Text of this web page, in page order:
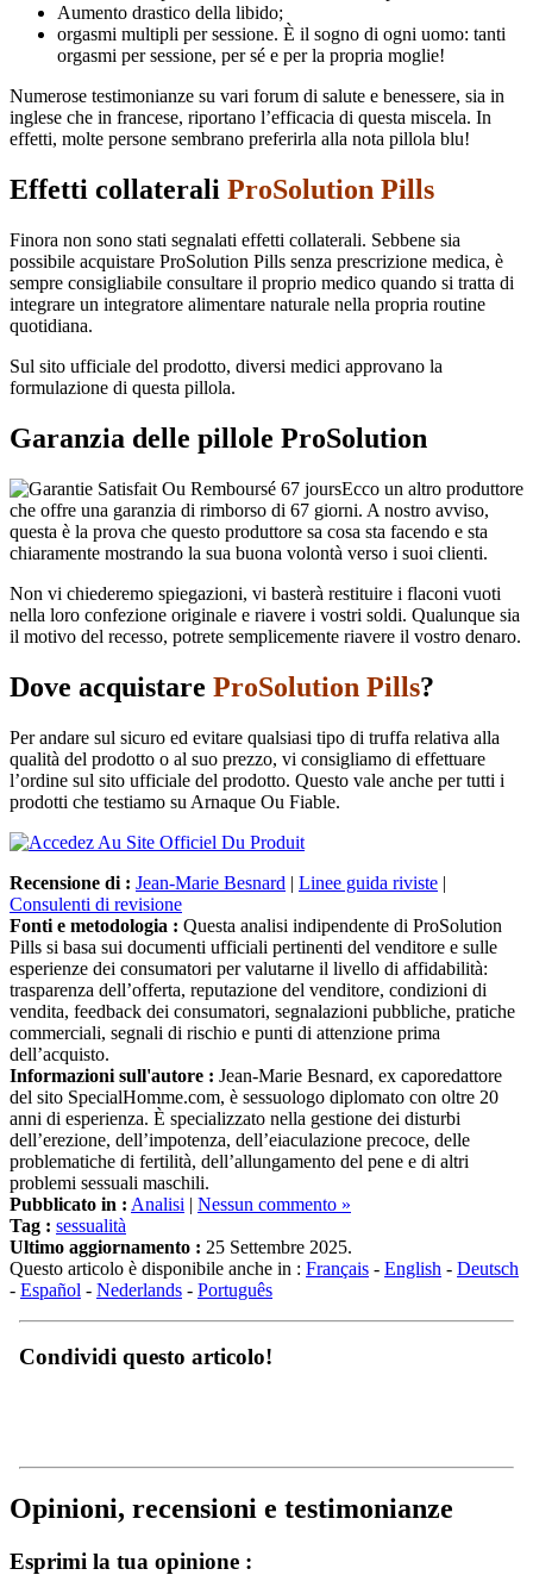
Aumento drastico della libido;
orgasmi multipli per sessione. È il sogno di ogni uomo: tanti
orgasmi per sessione, per sé e per la propria moglie!
Numerose testimonianze su vari forum di salute e benessere, sia in
inglese che in francese, riportano l’efficacia di questa miscela. In
effetti, molte persone sembrano preferirla alla nota pillola blu!
Effetti collaterali ProSolution Pills
Finora non sono stati segnalati effetti collaterali. Sebbene sia
possibile acquistare ProSolution Pills senza prescrizione medica, è
sempre consigliabile consultare il proprio medico quando si tratta di
integrare un integratore alimentare naturale nella propria routine
quotidiana.
Sul sito ufficiale del prodotto, diversi medici approvano la
formulazione di questa pillola.
Garanzia delle pillole ProSolution
Ecco un altro produttore
che offre una garanzia di rimborso di 67 giorni. A nostro avviso,
questa è la prova che questo produttore sa cosa sta facendo e sta
chiaramente mostrando la sua buona volontà verso i suoi clienti.
Non vi chiederemo spiegazioni, vi basterà restituire i flaconi vuoti
nella loro confezione originale e riavere i vostri soldi. Qualunque sia
il motivo del recesso, potrete semplicemente riavere il vostro denaro.
Dove acquistare ProSolution Pills?
Per andare sul sicuro ed evitare qualsiasi tipo di truffa relativa alla
qualità del prodotto o al suo prezzo, vi consigliamo di effettuare
l’ordine sul sito ufficiale del prodotto. Questo vale anche per tutti i
prodotti che testiamo su Arnaque Ou Fiable.
Recensione di : Jean-Marie Besnard | Linee guida riviste |
Consulenti di revisione
Fonti e metodologia : Questa analisi indipendente di ProSolution
Pills si basa sui documenti ufficiali pertinenti del venditore e sulle
esperienze dei consumatori per valutarne il livello di affidabilità:
trasparenza dell’offerta, reputazione del venditore, condizioni di
vendita, feedback dei consumatori, segnalazioni pubbliche, pratiche
commerciali, segnali di rischio e punti di attenzione prima
dell’acquisto.
Informazioni sull'autore : Jean-Marie Besnard, ex caporedattore
del sito SpecialHomme.com, è sessuologo diplomato con oltre 20
anni di esperienza. È specializzato nella gestione dei disturbi
dell’erezione, dell’impotenza, dell’eiaculazione precoce, delle
problematiche di fertilità, dell’allungamento del pene e di altri
problemi sessuali maschili.
Pubblicato in : Analisi | Nessun commento »
Tag : sessualità
Ultimo aggiornamento : 25 Settembre 2025.
Questo articolo è disponibile anche in : Français - English - Deutsch
- Español - Nederlands - Português
Condividi questo articolo!
Opinioni, recensioni e testimonianze
Esprimi la tua opinione :